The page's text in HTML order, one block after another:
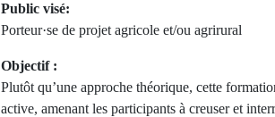
Public visé:
Porteur·se de projet agricole et/ou agrirural
Objectif :
Plutôt qu’une approche théorique, cette
active, amenant les participants à creuser et